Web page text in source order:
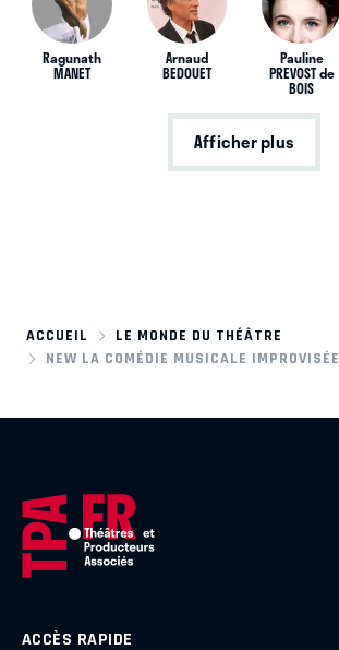
Ragunath
MANET
Arnaud
BEDOUET
Pauline
PREVOST de
BOIS
Afficher plus
ACCUEIL
LE MONDE DU THÉÂTRE
NEW LA COMÉDIE MUSICALE IMPROVISÉE
ACCÈS RAPIDE